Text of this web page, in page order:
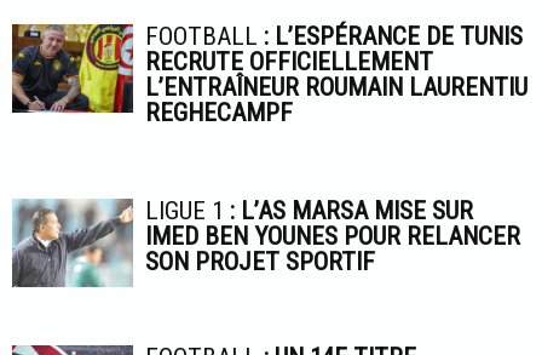
FOOTBALL : L’ESPÉRANCE DE TUNIS
RECRUTE OFFICIELLEMENT
L’ENTRAÎNEUR ROUMAIN LAURENTIU
REGHECAMPF
LIGUE 1 : L’AS MARSA MISE SUR
IMED BEN YOUNES POUR RELANCER
SON PROJET SPORTIF